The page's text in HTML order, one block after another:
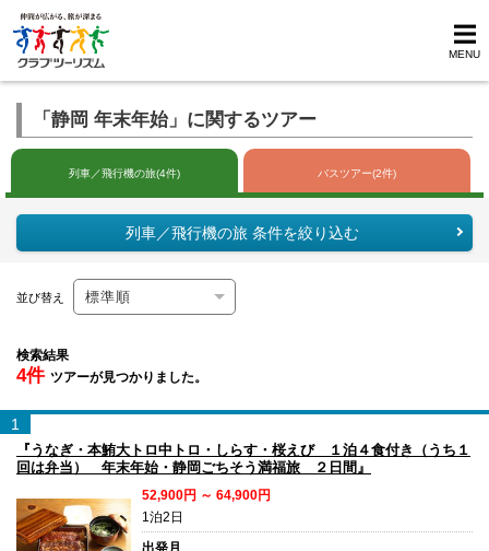
MENU
「静岡 年末年始」に関するツアー
列車／飛行機の旅(4件) バスツアー(2件)
列車／飛行機の旅 条件を絞り込む
並び替え
検索結果
4件 ツアーが見つかりました。
1
『うなぎ・本鮪大トロ中トロ・しらす・桜えび １泊４食付き（うち１
回は弁当） 年末年始・静岡ごちそう満福旅 ２日間』
52,900円 ～ 64,900円
1泊2日
出発月